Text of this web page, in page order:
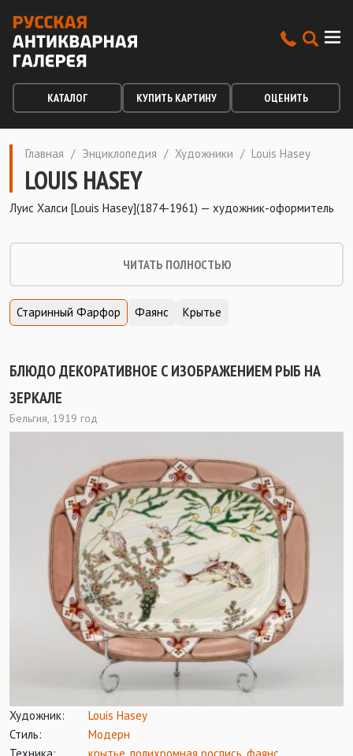
КАТАЛОГ КУПИТЬ КАРТИНУ ОЦЕНИТЬ
Главная / Энциклопедия / Художники / Louis Hasey
LOUIS HASEY
Луис Халси [Louis Hasey](1874-1961) — художник-оформитель
ЧИТАТЬ ПОЛНОСТЬЮ
Старинный Фарфор Фаянс Крытье
БЛЮДО ДЕКОРАТИВНОЕ С ИЗОБРАЖЕНИЕМ РЫБ НА
ЗЕРКАЛЕ
Бельгия, 1919 год
Художник:
Louis Hasey
Стиль:
Модерн
Техника:
крытье полихромная роспись фаянс